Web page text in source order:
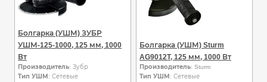
Болгарка (УШМ) ЗУБР
УШМ-125-1000, 125 мм, 1000
Вт
Производитель: Зубр
Тип УШМ : Сетевые
Болгарка (УШМ) Sturm
AG9012T, 125 мм, 1000 Вт
Производитель: Sturm
Тип УШМ : Сетевые